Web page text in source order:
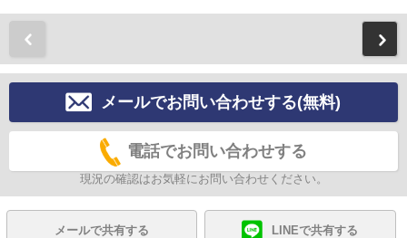
メールでお問い合わせする(無料)
電話でお問い合わせする
現況の確認はお気軽にお問い合わせください。
メールで共有する LINEで共有する